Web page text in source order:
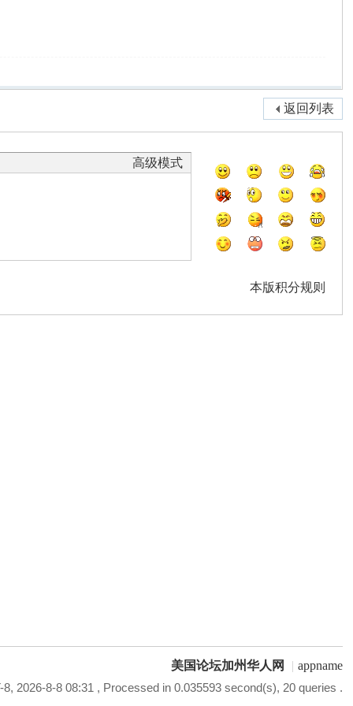
返回列表
高级模式
本版积分规则
美国论坛加州华人网 | appname
8, 2026-8-8 08:31 , Processed in 0.035593 second(s), 20 queries .